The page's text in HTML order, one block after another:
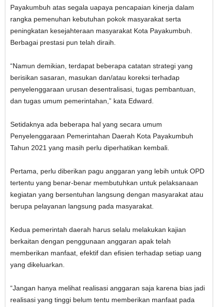
Payakumbuh atas segala uapaya pencapaian kinerja dalam
rangka pemenuhan kebutuhan pokok masyarakat serta
peningkatan kesejahteraan masyarakat Kota Payakumbuh.
Berbagai prestasi pun telah diraih.
“Namun demikian, terdapat beberapa catatan strategi yang
berisikan sasaran, masukan dan/atau koreksi terhadap
penyelenggaraan urusan desentralisasi, tugas pembantuan,
dan tugas umum pemerintahan,” kata Edward.
Setidaknya ada beberapa hal yang secara umum
Penyelenggaraan Pemerintahan Daerah Kota Payakumbuh
Tahun 2021 yang masih perlu diperhatikan kembali.
Pertama, perlu diberikan pagu anggaran yang lebih untuk OPD
tertentu yang benar-benar membutuhkan untuk pelaksanaan
kegiatan yang bersentuhan langsung dengan masyarakat atau
berupa pelayanan langsung pada masyarakat.
Kedua pemerintah daerah harus selalu melakukan kajian
berkaitan dengan penggunaan anggaran apak telah
memberikan manfaat, efektif dan efisien terhadap setiap uang
yang dikeluarkan.
“Jangan hanya melihat realisasi anggaran saja karena bias jadi
realisasi yang tinggi belum tentu memberikan manfaat pada